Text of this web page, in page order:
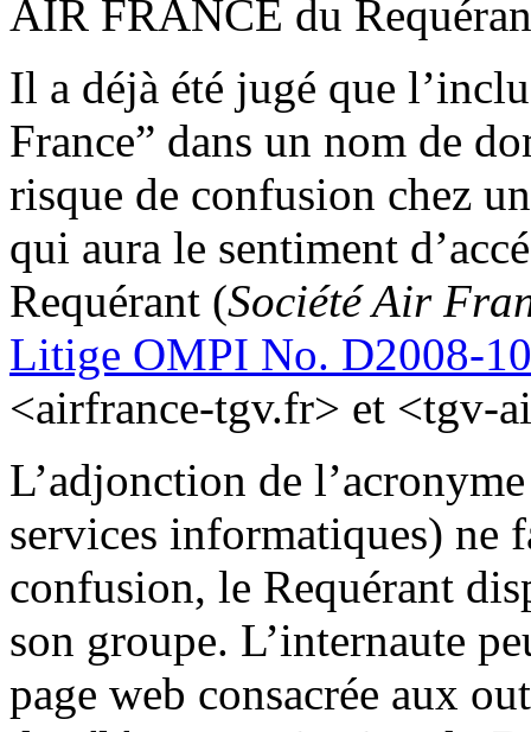
AIR FRANCE du
Il a déjà été jugé que
France” dans un nom de
risque de confusion chez
qui aura le sentiment
Requérant (Société Air
Litige OMPI No. D2008-
<airfrance-tgv.fr> et <tgv-
L’adjonction de
services informatiques) ne
confusion, le Requérant
son groupe. L’internaute
page web consacrée aux